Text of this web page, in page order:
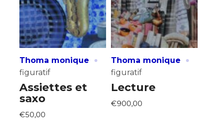
Thoma monique ·
figuratif
Assiettes et
saxo
€50,00
Thoma monique ·
figuratif
Lecture
€900,00